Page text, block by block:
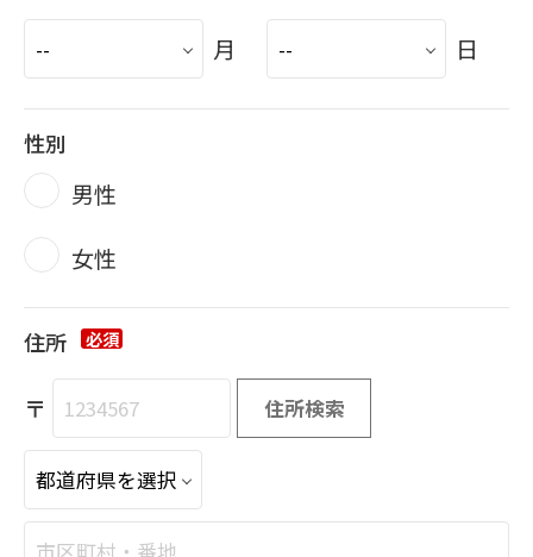
月 日
性別
男性
女性
住所 必須
〒 住所検索